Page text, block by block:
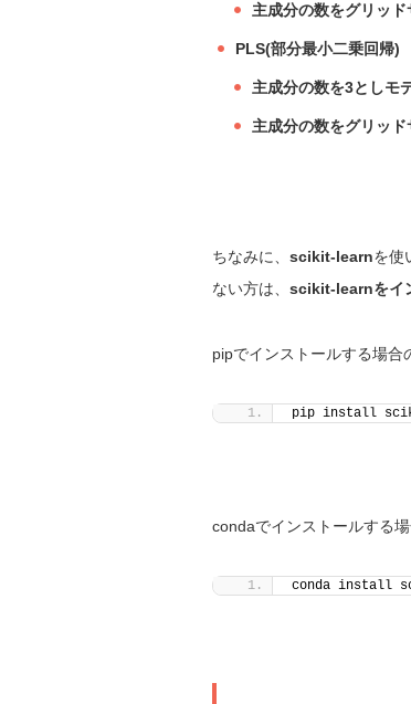
主成分の数をグリッ
PLS(部分最小二乗回帰)
主成分の数を3としモ
主成分の数をグリッ
ちなみに、 scikit-learnを使
ない方は、 scikit-learnをイ
pipでインストールする場合
pip install
condaでインストールする
conda install